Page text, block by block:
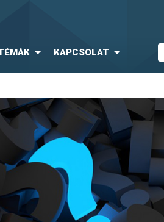
KAPCSOLAT